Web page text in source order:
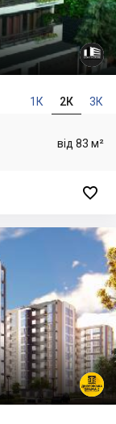
1К 2К 3К
від 83 м²
